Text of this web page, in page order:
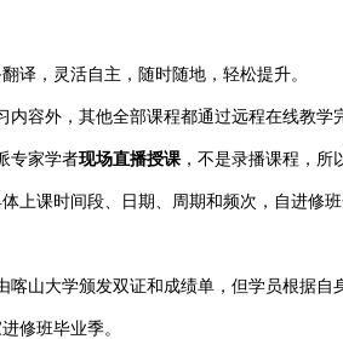
译，灵活自主，随时随地，轻松提升。
内容外，其他全部课程都通过远程在线教学
专家学者现场直播授课，不是录播课程，所
上课时间段、日期、周期和频次，自进修
喀山大学颁发双证和成绩单，但学员根据自
修班毕业季。